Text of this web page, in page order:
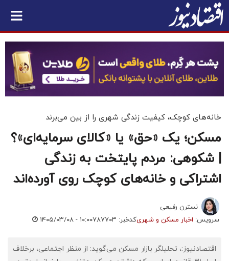
خانه‌های کوچک، کیفیت زندگی شهری را از بین می‌برند
مسکن؛ یک «حق» یا «کالای سرمایه‌ای»؟
| شکوهی: مردم پایتخت به زندگی
اشتراکی و خانه‌های کوچک روی آورده‌اند
نسترن رفیعی
سرویس: اخبار مسکن و شهریکدخبر: ۷۸۷۷۰۳ ۱۴۰۵/۰۳/۰۸ - ۱۰:۰۰
اقتصادنیوز:، تحلیلگر بازار مسکن می‌‌گوید: از منظر اجتماعی، برخلاف